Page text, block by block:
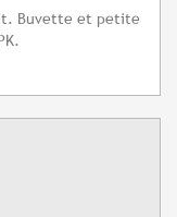
Buvette et petite